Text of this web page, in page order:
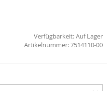
Verfügbarkeit:Auf Lager
7514110-00